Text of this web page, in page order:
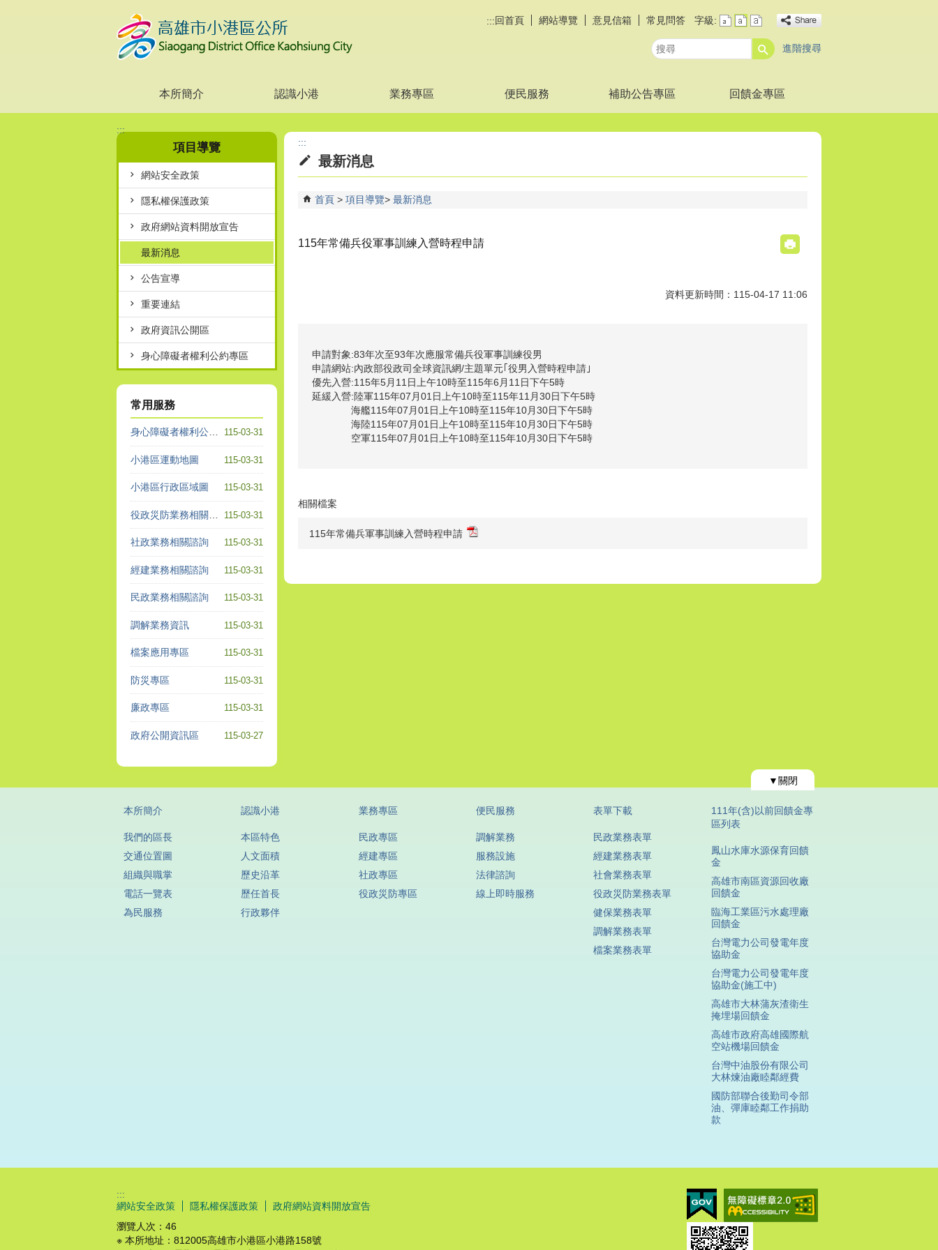
:::回首頁 網站導覽 意見信箱 常見問答 字級:
搜
進階搜尋
本所簡介 認識小港 業務專區 便民服務 補助公告專區 回饋金專區
:::
項目導覽
網站安全政策
隱私權保護政策
政府網站資料開放宣告
最新消息
公告宣導
重要連結
政府資訊公開區
身心障礙者權利公約專區
常用服務
115-03-31
身心障礙者權利公約專區
115-03-31
小港區運動地圖
115-03-31
小港區行政區域圖
115-03-31
役政災防業務相關諮詢
115-03-31
社政業務相關諮詢
115-03-31
經建業務相關諮詢
115-03-31
民政業務相關諮詢
115-03-31
調解業務資訊
115-03-31
檔案應用專區
115-03-31
防災專區
115-03-31
廉政專區
115-03-27
政府公開資訊區
:::
最新消息
首頁 項目導覽 最新消息
115年常備兵役軍事訓練入營時程申請
資料更新時間：115-04-17 11:06
申請對象:83年次至93年次應服常備兵役軍事訓練役男
申請網站:內政部役政司全球資訊網/主題單元｢役男入營時程申請｣
優先入營:115年5月11日上午10時至115年6月11日下午5時
延緩入營:陸軍115年07月01日上午10時至115年11月30日下午5時
海艦115年07月01日上午10時至115年10月30日下午5時
海陸115年07月01日上午10時至115年10月30日下午5時
空軍115年07月01日上午10時至115年10月30日下午5時
相關檔案
115年常備兵軍事訓練入營時程申請
▼關閉
本所簡介
我們的區長
交通位置圖
組織與職掌
電話一覽表
為民服務
認識小港
本區特色
人文面積
歷史沿革
歷任首長
行政夥伴
業務專區
民政專區
經建專區
社政專區
役政災防專區
便民服務
調解業務
服務設施
法律諮詢
線上即時服務
表單下載
民政業務表單
經建業務表單
社會業務表單
役政災防業務表單
健保業務表單
調解業務表單
檔案業務表單
111年(含)以前回饋金專
區列表
鳳山水庫水源保育回饋
金
高雄市南區資源回收廠
回饋金
臨海工業區污水處理廠
回饋金
台灣電力公司發電年度
協助金
台灣電力公司發電年度
協助金(施工中)
高雄市大林蒲灰渣衛生
掩埋場回饋金
高雄市政府高雄國際航
空站機場回饋金
台灣中油股份有限公司
大林煉油廠睦鄰經費
國防部聯合後勤司令部
油、彈庫睦鄰工作捐助
款
:::
網站安全政策
隱私權保護政策
政府網站資料開放宣告
瀏覽人次： 46
※ 本所地址：812005高雄市小港區小港路158號